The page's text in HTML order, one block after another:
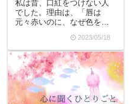
私は昔、口紅をつけない人
でした。理由は、「唇は
元々赤いのに、なぜ色をつ
した。そんな私でしたが、
専門学校を卒業してからは
なぜか異様にモテたので、
さまざまな人とお付き合い
をしましたが、その中の一
人に「化粧が汚い」と怒ら
れ...
2023/05/18